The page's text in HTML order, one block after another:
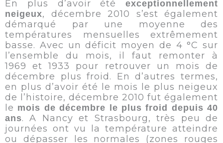
En plus d’avoir été exceptionnellement
neigeux, décembre 2010 s’est également
démarqué par une moyenne des
températures mensuelles extrêmement
basse. Avec un déficit moyen de 4 °C sur
l’ensemble du mois, il faut remonter à
1969 et 1933 pour retrouver un mois de
décembre plus froid. En d’autres termes,
en plus d’avoir été le mois le plus neigeux
de l’histoire, décembre 2010 fut également
le mois de décembre le plus froid depuis 40
ans. A Nancy et Strasbourg, très peu de
journées ont vu la température atteindre
ou dépasser les normales (zones rouges